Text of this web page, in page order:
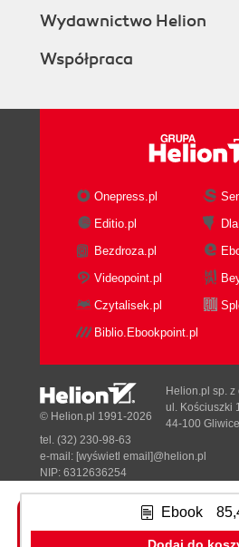
Ebook
Wydawnictwo Helion
Współpraca
Onepress.pl
Editio.pl
Bezdroza.pl
Videopoint.pl
Czytalisek.pl
Biblio.Ebookpoint.pl
Tonik.pl
© Helion.pl 1991-2026
Helion.pl sp. z
ul. Kościuszki
44-100 Gliwice
tel. (32) 230-98-63
e-mail: [wyświetl email]@helion.pl
NIP: 6312636254